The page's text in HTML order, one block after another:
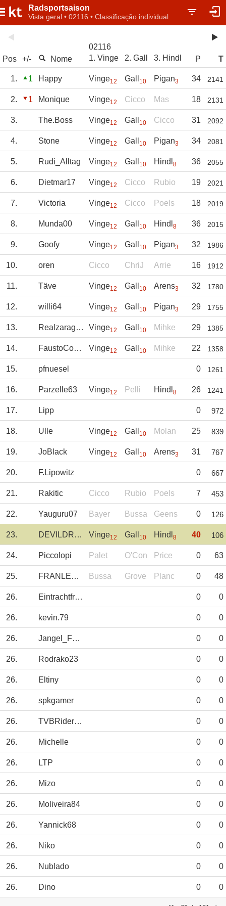
Radsportsaison
Vista geral • 02116 • Classificação individual
Pos +/- Nome
02116
1. Vinge
2. Gall 3. Hindl P T
1. 1 Happy Vinge12 Gall 10 Pigan3 34 2141
2. 1 Monique Vinge12 Cicco Mas 18 2131
3. The.Boss Vinge12 Gall 10 Cicco 31 2092
4. Stone Vinge12 Gall 10 Pigan3 34 2081
5. Rudi_Alltag Vinge12 Gall 10 Hindl 8 36 2055
6. Dietmar17 Vinge12 Cicco Rubio 19 2021
7. Victoria Vinge12 Cicco Poels 18 2019
8. Munda00 Vinge12 Gall 10 Hindl 8 36 2015
9. Goofy Vinge12 Gall 10 Pigan3 32 1986
10. oren Cicco ChriJ Arrie 16 1912
11. Täve Vinge12 Gall 10 Arens3 32 1780
12. willi64 Vinge12 Gall 10 Pigan3 29 1755
13. Realzaragoza Vinge12 Gall 10 Mihke 29 1385
14. FaustoCoppi Vinge12 Gall 10 Mihke 22 1358
15. pfnuesel 0 1261
16. Parzelle63 Vinge12 Pelli Hindl 8 26 1241
17. Lipp 0 972
18. Ulle Vinge12 Gall 10 Molan 25 839
19. JoBlack Vinge12 Gall 10 Arens3 31 767
20. F.Lipowitz 0 667
21. Rakitic Cicco Rubio Poels 7 453
22. Yauguru07 Bayer Bussa Geens 0 126
23. DEVILDRIVER Vinge12 Gall 10 Hindl 8 40 106
24. Piccolopi Palet O'Con Price 0 63
25. FRANLEGIDOS Bussa Grove Planc 0 48
26. Eintrachtfrankf 0 0
26. kevin.79 0 0
26. Jangel_Fdez 0 0
26. Rodrako23 0 0
26. Eltiny 0 0
26. spkgamer 0 0
26. TVBRiderJED12 0 0
26. Michelle 0 0
26. LTP 0 0
26. Mizo 0 0
26. Moliveira84 0 0
26. Yannick68 0 0
26. Niko 0 0
26. Nublado 0 0
26. Dino 0 0